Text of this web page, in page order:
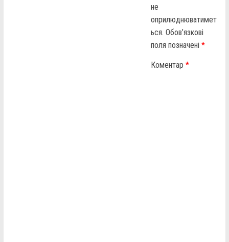
не
оприлюднюватимет
ься. Обов’язкові
поля позначені*
Коментар*